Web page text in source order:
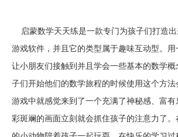
启蒙数学天天练是一款专门为孩子们打造
游戏软件，并且它的类型属于趣味互动型。
让小朋友们接触到并且学会一些基本的数学
子们开始他们的数学旅程的时候使用这个方
游戏中就感觉来到了一个充满了神秘感、富
彩斑斓的画面立刻就会抓住孩子的注意力了